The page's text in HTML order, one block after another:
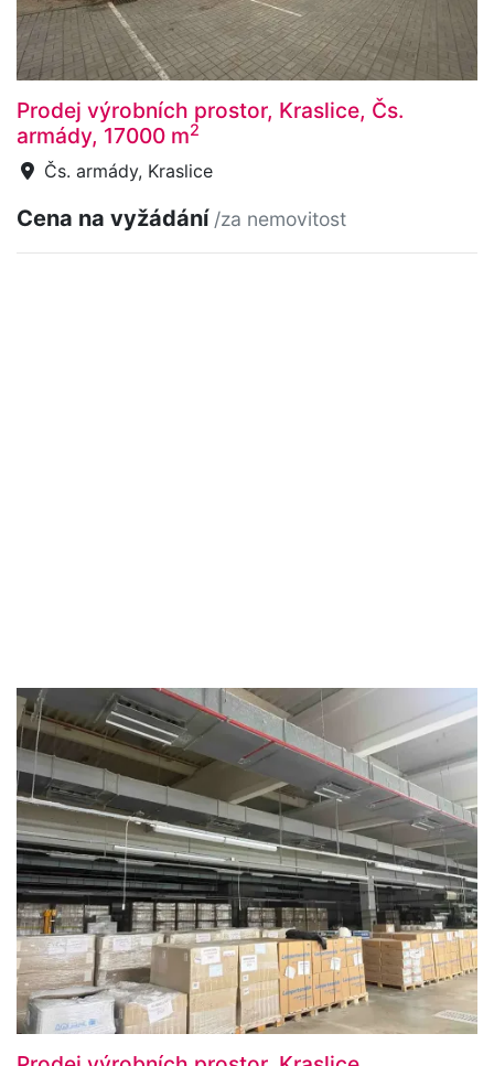
Prodej výrobních prostor, Kraslice, Čs.
armády, 17000 m2
Čs. armády, Kraslice
Cena na vyžádání /za nemovitost